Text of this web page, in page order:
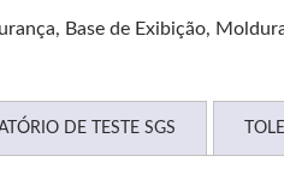
Base de Exibição,
DE TESTE SGS